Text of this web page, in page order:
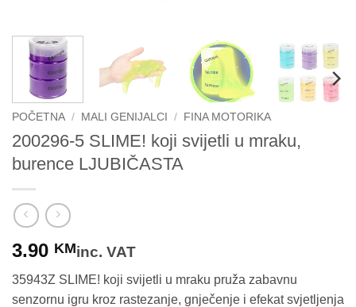
POČETNA / MALI GENIJALCI / FINA MOTORIKA
200296-5 SLIME! koji svijetli u mraku,
burence LJUBIČASTA
3.90 KMinc. VAT
35943Z SLIME! koji svijetli u mraku pruža zabavnu
senzornu igru kroz rastezanje, gnječenje i efekat svjetljenja